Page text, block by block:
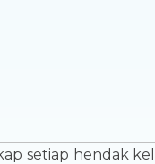
setiap hendak